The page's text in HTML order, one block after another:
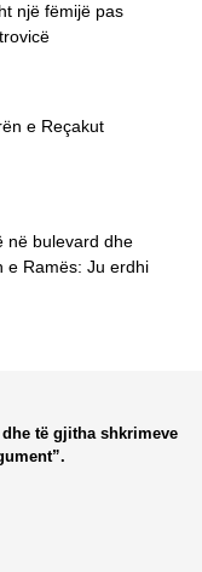
një fëmijë pas
e Reçakut
në bulevard dhe
e Ramës: Ju erdhi